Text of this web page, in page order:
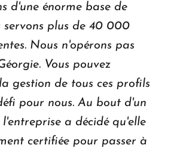
d'une énorme base de
servons plus de 40 000
Nous n'opérons pas
Vous pouvez
gestion de tous ces profils
pour nous. Au bout d'un
a décidé qu'elle
certifiée pour passer à